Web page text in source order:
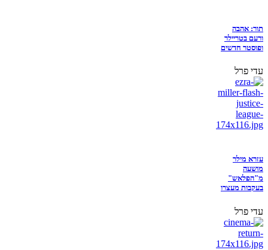
תור: אהבה
ורעם בטריילר
ופוסטר חדשים
עדי פרל
עזרא מילר
מושעה
מ"הפלאש"
בעקבות מעצרו
עדי פרל